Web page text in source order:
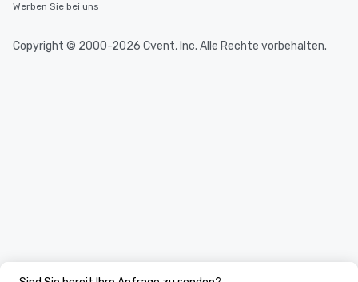
Werben Sie bei uns
Copyright © 2000-2026 Cvent, Inc. Alle Rechte vorbehalten.